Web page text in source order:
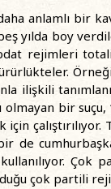
anlamlı bir
yılda boy
rejimleri
ilişkili
olmayan bir
de
Çok
çok partili